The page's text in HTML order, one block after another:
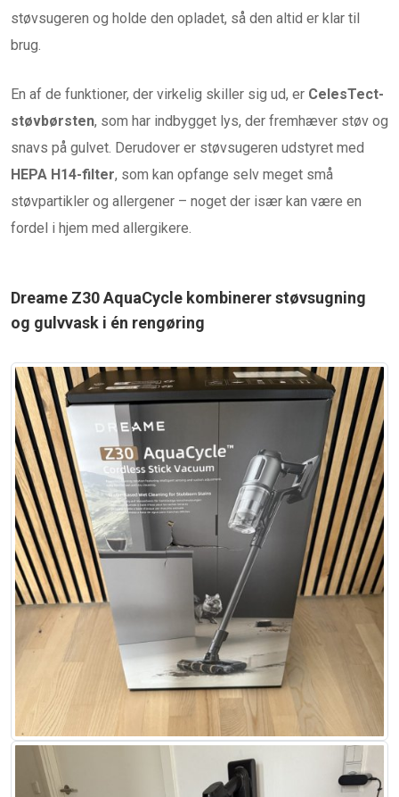
støvsugeren og holde den opladet, så den altid er klar til
brug.
En af de funktioner, der virkelig skiller sig ud, er CelesTect-
støvbørsten, som har indbygget lys, der fremhæver støv og
snavs på gulvet. Derudover er støvsugeren udstyret med
HEPA H14-filter, som kan opfange selv meget små
støvpartikler og allergener – noget der især kan være en
fordel i hjem med allergikere.
Dreame Z30 AquaCycle kombinerer støvsugning
og gulvvask i én rengøring